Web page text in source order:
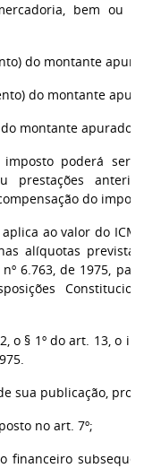
bem ou
do montante
do montante
montante apurado.
poderá ser
prestações
do
ao valor do
alíquotas
6.763, de 1975,
o § 1º do art. 13, o
sua publicação,
no art. 7º;